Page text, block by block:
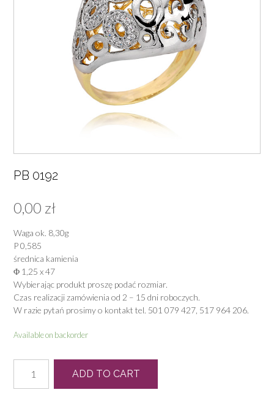
PB 0192
0,00 zł
Waga ok. 8,30g
P 0,585
średnica kamienia
Φ 1,25 x 47
Wybierając produkt proszę podać rozmiar.
Czas realizacji zamówienia od 2 – 15 dni roboczych.
W razie pytań prosimy o kontakt tel. 501 079 427, 517 964 206.
Available on backorder
0192
quantity
ADD TO CART